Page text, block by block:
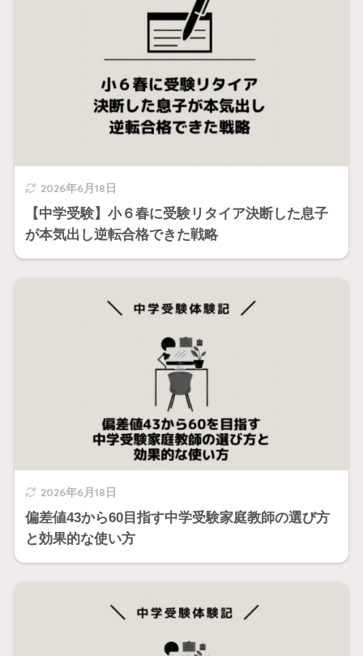
2026年6月18日
【中学受験】小６春に受験リタイア決断した息子
が本気出し逆転合格できた戦略
2026年6月18日
偏差値43から60目指す中学受験家庭教師の選び方
と効果的な使い方